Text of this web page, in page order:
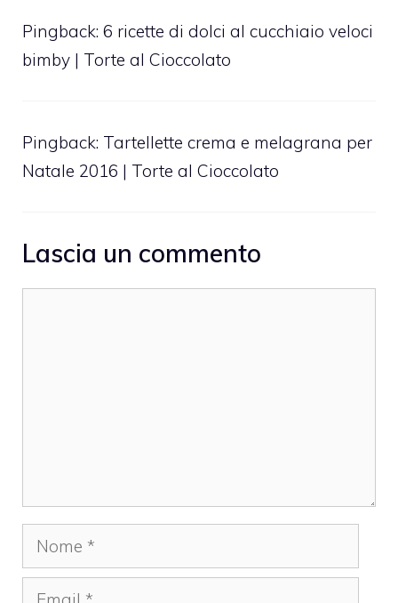
Pingback: 6 ricette di dolci al cucchiaio veloci
bimby | Torte al Cioccolato
Pingback: Tartellette crema e melagrana per
Natale 2016 | Torte al Cioccolato
Lascia un commento
Nome
Email